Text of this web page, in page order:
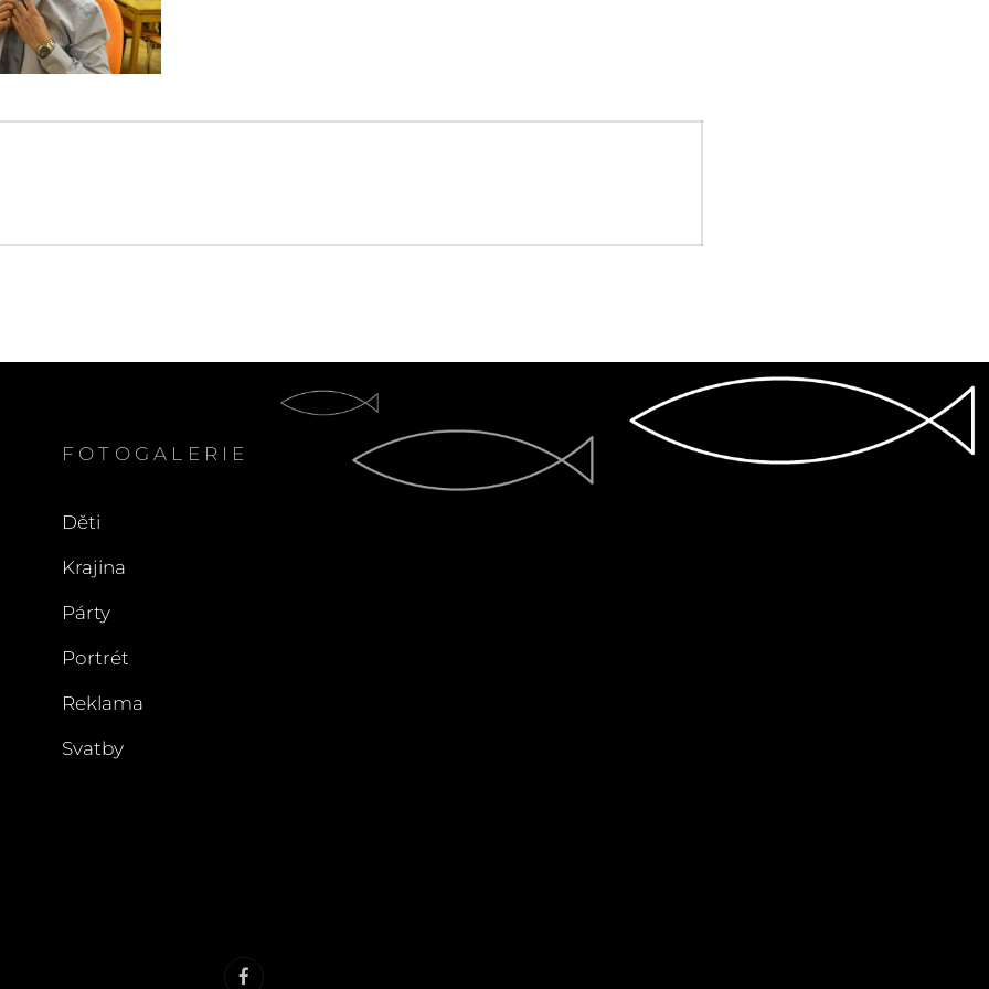
FOTOGALERIE
Děti
Krajina
Párty
Portrét
Reklama
Svatby